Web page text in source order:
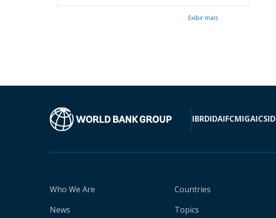
Exibir mais
IBRDIDAIFCMIGAICSID
Who We Are
News
Countries
Topics